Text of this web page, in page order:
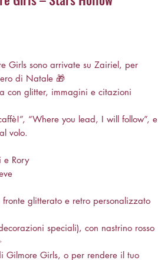
Girls sono arrivate su Zairiel, per
di Natale 🎁
con glitter, immagini e citazioni
“Where you lead, I will follow”, e
volo.
e Rory
glitterato e retro personalizzato
speciali), con nastrino rosso
Gilmore Girls, o per rendere il tuo